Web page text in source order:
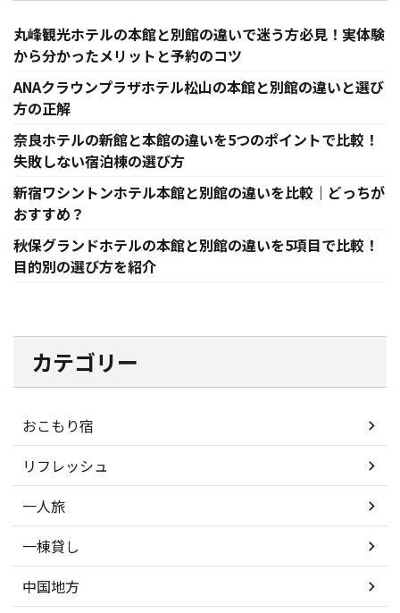
丸峰観光ホテルの本館と別館の違いで迷う方必見！実体験
から分かったメリットと予約のコツ
ANAクラウンプラザホテル松山の本館と別館の違いと選び
方の正解
奈良ホテルの新館と本館の違いを5つのポイントで比較！
失敗しない宿泊棟の選び方
新宿ワシントンホテル本館と別館の違いを比較｜どっちが
おすすめ？
秋保グランドホテルの本館と別館の違いを5項目で比較！
目的別の選び方を紹介
カテゴリー
おこもり宿
リフレッシュ
一人旅
一棟貸し
中国地方